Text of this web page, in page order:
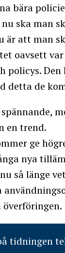
bära
ska man
är att man
oavsett
policys.
detta de
en trend.
ge
nya
så länge
tidningen